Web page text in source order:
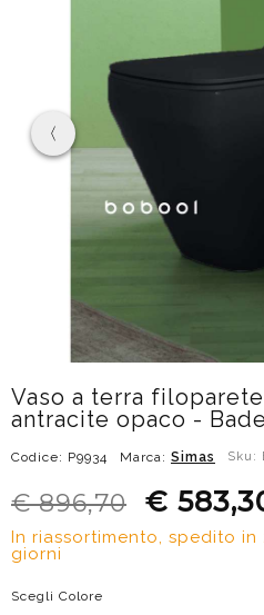
Vaso a terra
antracite opaco -
Codice: P9934 Marca: Simas Sku:
€ 896,70 €
In riassortimento, spedito in
giorni
Scegli Colore